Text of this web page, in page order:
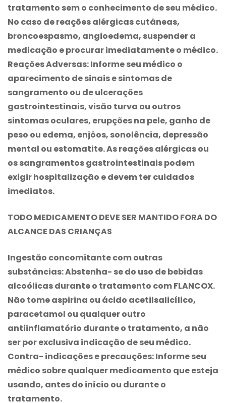
tratamento sem o conhecimento de seu médico.
No caso de reações alérgicas cutâneas,
broncoespasmo, angioedema, suspender a
medicação e procurar imediatamente o médico.
Reações Adversas:Informe seu médico o
aparecimento de sinais e sintomas de
sangramento ou de ulcerações
gastrointestinais, visão turva ou outros
sintomas oculares, erupções na pele, ganho de
peso ou edema, enjôos, sonolência, depressão
mental ou estomatite. As reações alérgicas ou
os sangramentos gastrointestinais podem
exigir hospitalização e devem ter cuidados
imediatos.
TODO MEDICAMENTO DEVE SER MANTIDO FORA DO
ALCANCE DAS CRIANÇAS
Ingestão concomitante com outras
substâncias: Abstenha- se do uso de bebidas
alcoólicas durante o tratamento comFLANCOX.
Não tome aspirina ou ácido acetilsalicílico,
paracetamol ou qualquer outro
antiinflamatório durante o tratamento, a não
ser por exclusiva indicação de seu médico.
Contra- indicações e precauções:Informe seu
médico sobre qualquer medicamento que esteja
usando, antes do início ou durante o
tratamento.